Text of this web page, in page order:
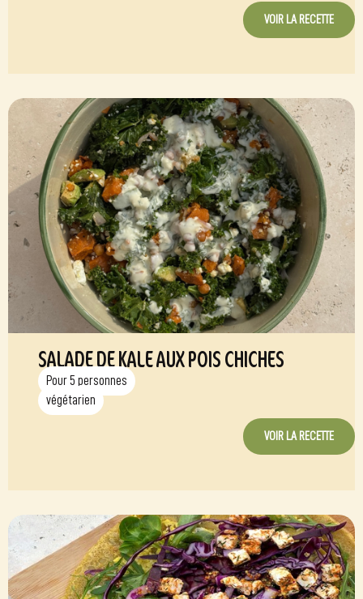
VOIR LA RECETTE
SALADE DE KALE AUX POIS CHICHES
Pour 5 personnes
végétarien
VOIR LA RECETTE